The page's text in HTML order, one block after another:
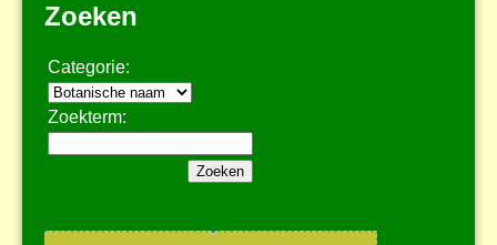
Zoeken
Categorie:
Zoekterm: